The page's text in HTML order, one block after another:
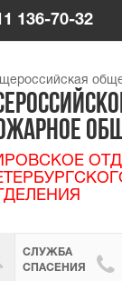
136-70-32
СЛУЖБА
СПАСЕНИЯ
